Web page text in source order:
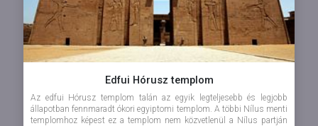
Edfui Hórusz templom
Az edfui Hórusz templom talán az egyik legteljesebb és legjobb
állapotban fennmaradt ókori egyiptomi templom. A többi Nílus menti
templomhoz képest ez a templom nem közvetlenül a Nílus partján